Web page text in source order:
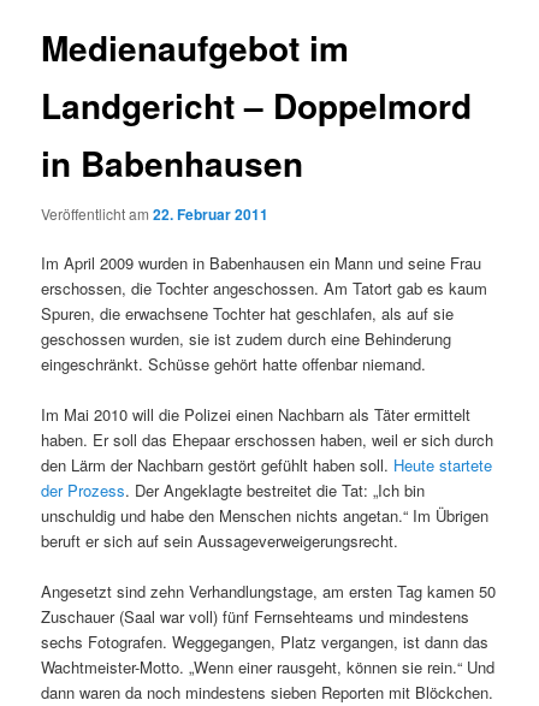
Medienaufgebot im
Landgericht – Doppelmord
in Babenhausen
Veröffentlicht am22. Februar 2011
Im April 2009 wurden in Babenhausen ein Mann und seine Frau
erschossen, die Tochter angeschossen. Am Tatort gab es kaum
Spuren, die erwachsene Tochter hat geschlafen, als auf sie
geschossen wurden, sie ist zudem durch eine Behinderung
eingeschränkt. Schüsse gehört hatte offenbar niemand.
Im Mai 2010 will die Polizei einen Nachbarn als Täter ermittelt
haben. Er soll das Ehepaar erschossen haben, weil er sich durch
den Lärm der Nachbarn gestört gefühlt haben soll. Heute startete
der Prozess. Der Angeklagte bestreitet die Tat: „Ich bin
unschuldig und habe den Menschen nichts angetan.“ Im Übrigen
beruft er sich auf sein Aussageverweigerungsrecht.
Angesetzt sind zehn Verhandlungstage, am ersten Tag kamen 50
Zuschauer (Saal war voll) fünf Fernsehteams und mindestens
sechs Fotografen. Weggegangen, Platz vergangen, ist dann das
Wachtmeister-Motto. „Wenn einer rausgeht, können sie rein.“ Und
dann waren da noch mindestens sieben Reporten mit Blöckchen.